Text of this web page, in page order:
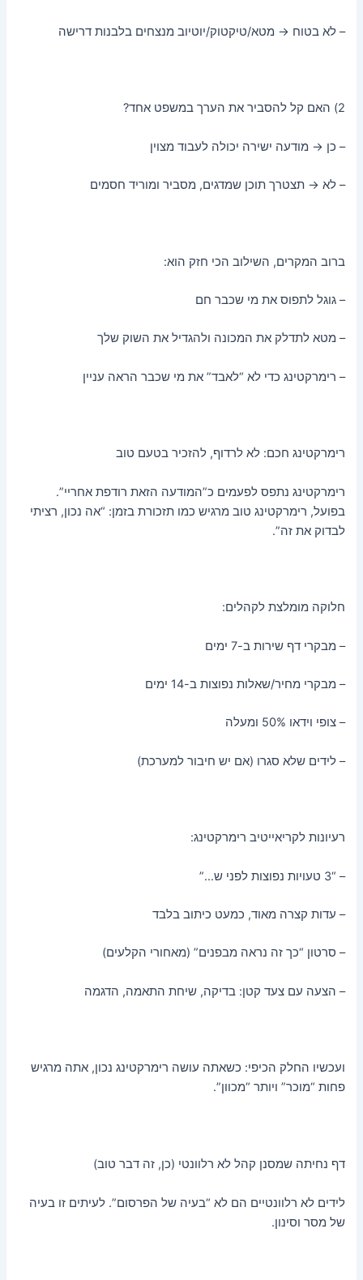
– לא בטוח → מטא/טיקטוק/יוטיוב מנצחים בלבנות דרישה
2) האם קל להסביר את הערך במשפט אחד?
– כן → מודעה ישירה יכולה לעבוד מצוין
– לא → תצטרך תוכן שמדגים, מסביר ומוריד חסמים
ברוב המקרים, השילוב הכי חזק הוא:
– גוגל לתפוס את מי שכבר חם
– מטא לתדלק את המכונה ולהגדיל את השוק שלך
– רימרקטינג כדי לא “לאבד” את מי שכבר הראה עניין
רימרקטינג חכם: לא לרדוף, להזכיר בטעם טוב
רימרקטינג נתפס לפעמים כ”המודעה הזאת רודפת אחריי”.
בפועל, רימרקטינג טוב מרגיש כמו תזכורת בזמן: “אה נכון, רציתי
לבדוק את זה”.
חלוקה מומלצת לקהלים:
– מבקרי דף שירות ב-7 ימים
– מבקרי מחיר/שאלות נפוצות ב-14 ימים
– צופי וידאו 50% ומעלה
– לידים שלא סגרו (אם יש חיבור למערכת)
רעיונות לקריאייטיב רימרקטינג:
– “3 טעויות נפוצות לפני ש…”
– עדות קצרה מאוד, כמעט כיתוב בלבד
– סרטון “כך זה נראה מבפנים” (מאחורי הקלעים)
– הצעה עם צעד קטן: בדיקה, שיחת התאמה, הדגמה
ועכשיו החלק הכיפי: כשאתה עושה רימרקטינג נכון, אתה מרגיש
פחות “מוכר” ויותר “מכוון”.
דף נחיתה שמסנן קהל לא רלוונטי (כן, זה דבר טוב)
לידים לא רלוונטיים הם לא “בעיה של הפרסום”. לעיתים זו בעיה
של מסר וסינון.